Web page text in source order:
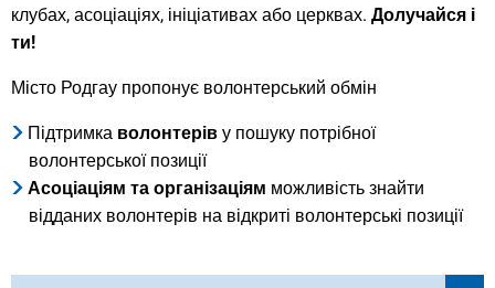
клубах, асоціаціях, ініціативах або церквах. Долучайся і
ти!
Місто Родгау пропонує волонтерський обмін
Підтримка волонтеріву пошуку потрібної
волонтерської позиції
Асоціаціям та організаціям можливість знайти
відданих волонтерів на відкриті волонтерські позиції